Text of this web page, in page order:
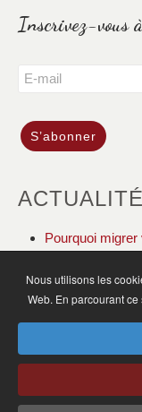
Inscrivez-vous
Pourquoi
ACCUEIL
Nous utilisons les
Web. En parcourant